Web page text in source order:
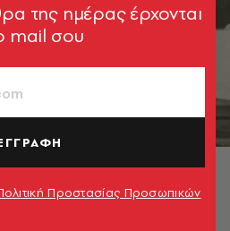
Ολύμπια 1943-1944 ©
της ημέρας έρχονται
mail σου
Προστασίας Προσωπικών